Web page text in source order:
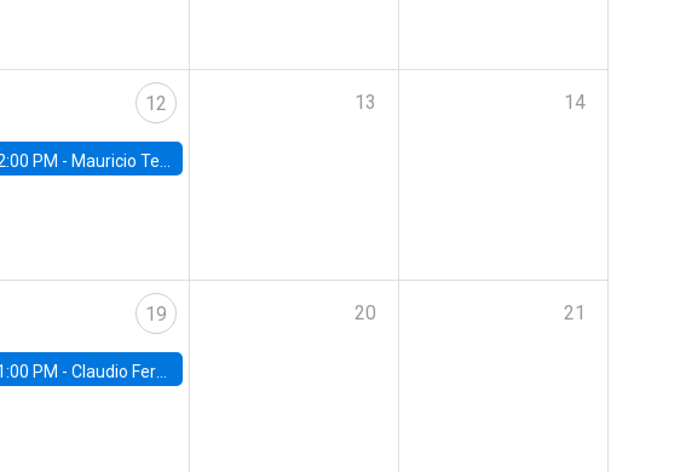
12
PM - Mauricio Tejada, UDP
13 14
19
PM - Claudio Ferraz, British Columbia
20 21